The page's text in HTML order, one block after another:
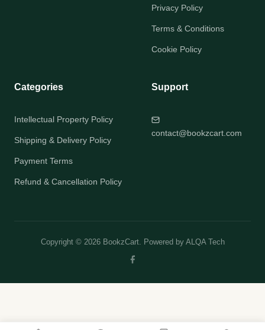
Privacy Policy
Terms & Conditions
Cookie Policy
Categories
Intellectual Property Policy
Shipping & Delivery Policy
Payment Terms
Refund & Cancellation Policy
Support
contact@bookzcart.com
Copyright © 2026 BookzCart. Powered by ALQA Tech